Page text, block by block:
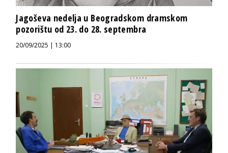
Jagoševa nedelja u Beogradskom dramskom
pozorištu od 23. do 28. septembra
20/09/2025 | 13:00